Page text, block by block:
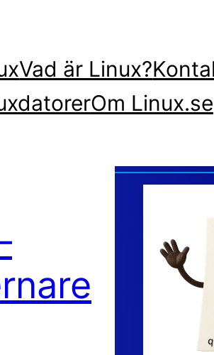
Vad är Linux?
Om Linux.se